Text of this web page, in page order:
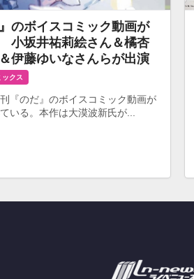
』のボイスコミック動画が
小坂井祐莉絵さん＆橘杏
伊藤ゆいなさんらが出演
ックス
『のだ』のボイスコミック動画が
いる。本作は大漠波新氏が...